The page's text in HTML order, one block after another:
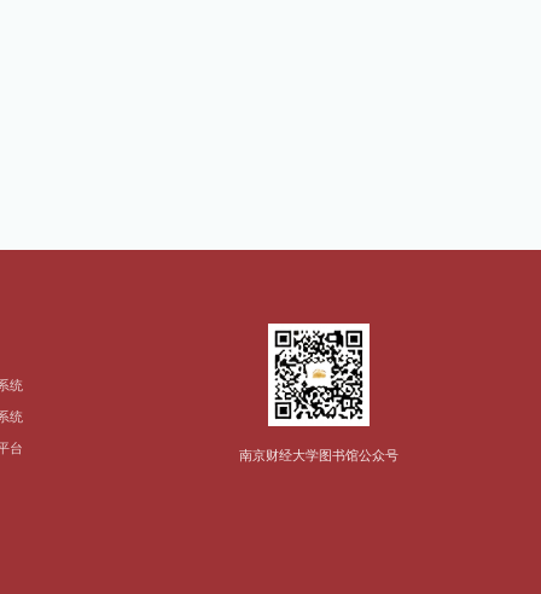
统
统
台 南京财经大学图书馆公众号